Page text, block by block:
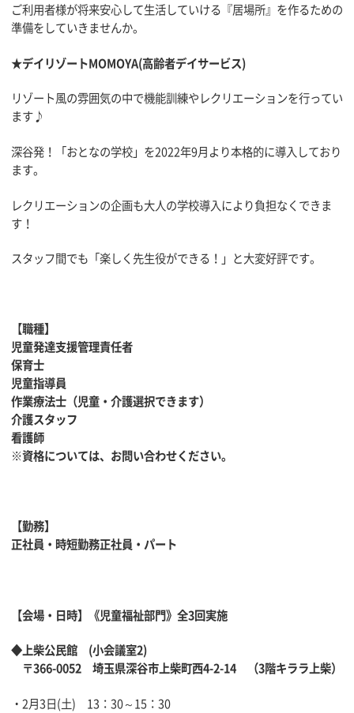
ご利用者様が将来安心して生活していける『居場所』を作るための
準備をしていきませんか。
★デイリゾートMOMOYA(高齢者デイサービス)
リゾート風の雰囲気の中で機能訓練やレクリエーションを行ってい
ます♪
深谷発！「おとなの学校」を2022年9月より本格的に導入しており
ます。
レクリエーションの企画も大人の学校導入により負担なくできま
す！
スタッフ間でも「楽しく先生役ができる！」と大変好評です。
【職種】
児童発達支援管理責任者
保育士
児童指導員
作業療法士（児童・介護選択できます）
介護スタッフ
看護師
※資格については、お問い合わせください。
【勤務】
正社員・時短勤務正社員・パート
【会場・日時】《児童福祉部門》全3回実施
◆上柴公民館 (小会議室2)
〒366-0052 埼玉県深谷市上柴町西4-2-14 （3階キララ上柴）
・2月3日(土) 13：30～15：30